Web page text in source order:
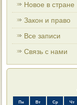
Новое в стране
Закон и право
Все записи
Связь с нами
Пн Вт Ср Чт